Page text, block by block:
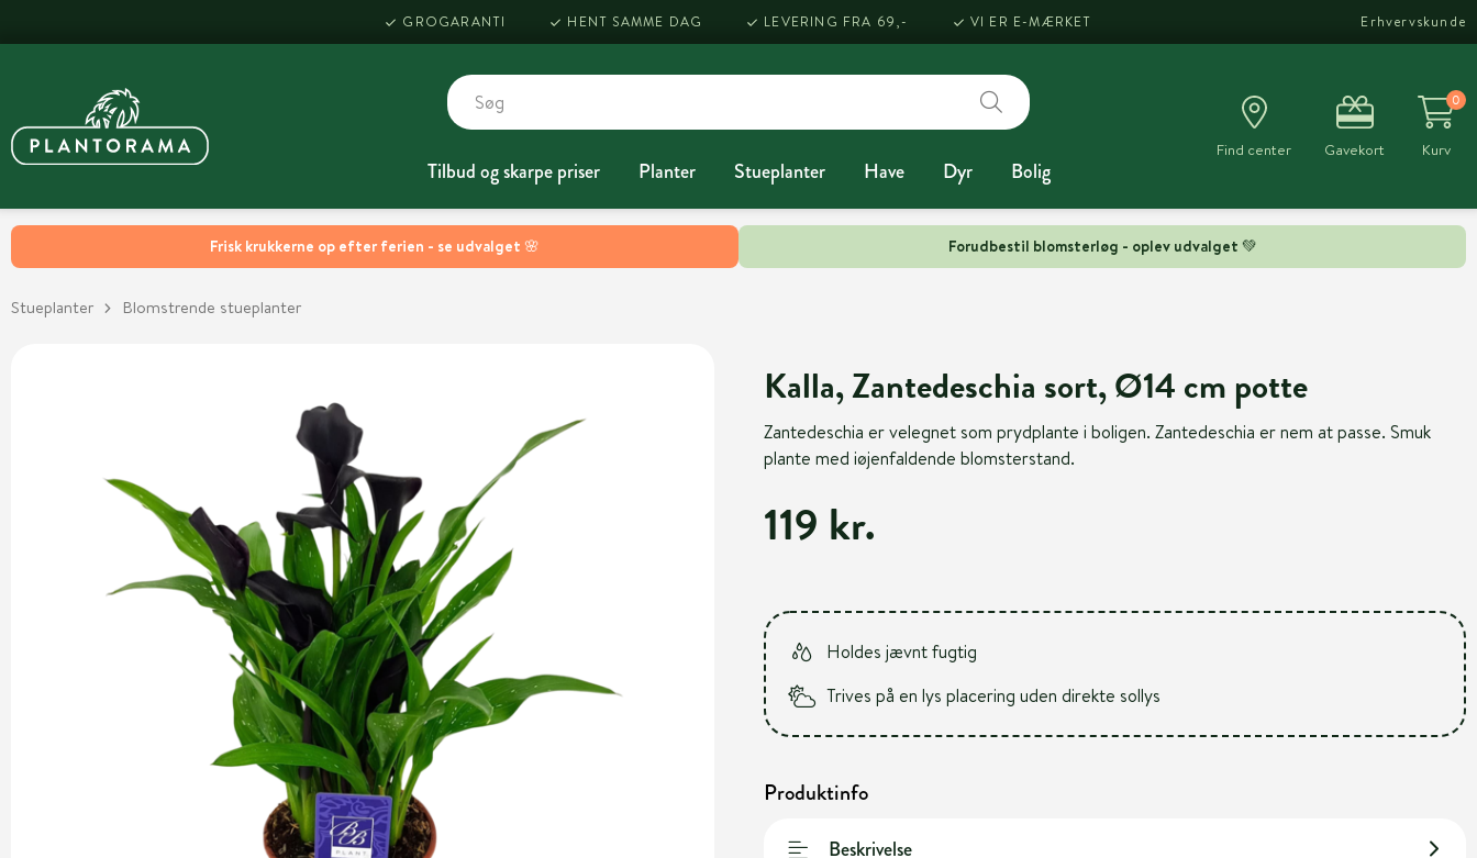
Frisk krukkerne op efter ferien - se udvalget 🌸 Forudbestil blomsterløg - oplev udvalget 💚
GROGARANTI HENT SAMME DAG LEVERING FRA 69,- VI ER E-MÆRKET Erhvervskunde
Tilbud og skarpe priser Planter Stueplanter Have Dyr Bolig
Find center Gavekort
0
Kurv
Stueplanter Blomstrende stueplanter
Kalla, Zantedeschia sort, Ø14 cm potte
Zantedeschia er velegnet som prydplante i boligen. Zantedeschia er nem at passe. Smuk
plante med iøjenfaldende blomsterstand.
119 kr.
Holdes jævnt fugtig
Trives på en lys placering uden direkte sollys
Produktinfo
Beskrivelse